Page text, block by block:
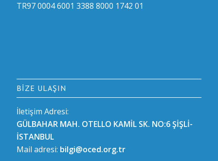
TR97 0004 6001 3388 8000 1742 01
BIZE ULAŞIN
İletişim Adresi:
GÜLBAHAR MAH. OTELLO KAMİL SK. NO:6 ŞİŞLİ-
İSTANBUL
Mail adresi: bilgi@oced.org.tr